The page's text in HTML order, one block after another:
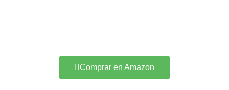
Comprar en Amazon